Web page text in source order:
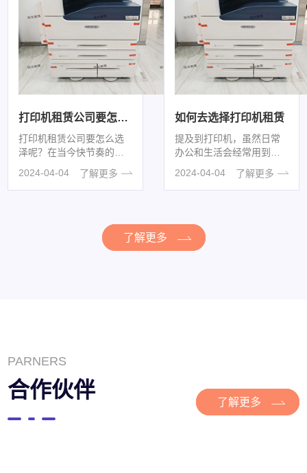
打印机租赁公司要怎么选泽呢？
打印机租赁公司要怎么选
泽呢？在当今快节奏的工
作环境中，办公设备的租
赁已经成为一种常见的选
择。租打印机···
2024-04-04 了解更多
如何去选择打印机租赁
提及到打印机，虽然日常
办公和生活会经常用到打
印机，但却不知道该如何
选购。面对打印机的众多
参数。今天我···
2024-04-04 了解更多
了解更多
PARNERS
合作伙伴 了解更多